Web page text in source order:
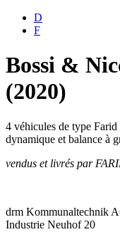
D
F
Bossi &
(2020)
4 véhicules de type
dynamique et balance à
vendus et livrés par
drm Kommunaltechnik
Industrie Neuhof 20